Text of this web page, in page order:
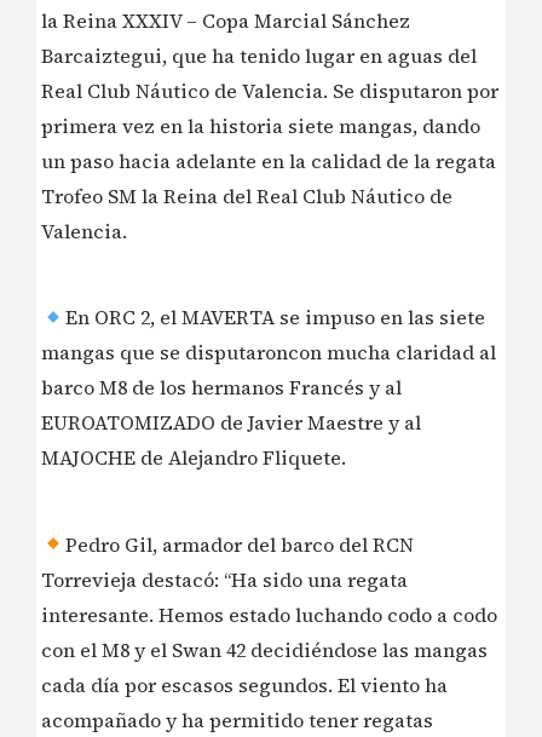
la Reina XXXIV – Copa Marcial Sánchez
Barcaiztegui, que ha tenido lugar en aguas del
Real Club Náutico de Valencia. Se disputaron por
primera vez en la historia siete mangas, dando
un paso hacia adelante en la calidad de la regata
Trofeo SM la Reina del Real Club Náutico de
Valencia.
En ORC 2, el MAVERTA se impuso en las siete
mangas que se disputaroncon mucha claridad al
barco M8 de los hermanos Francés y al
EUROATOMIZADO de Javier Maestre y al
MAJOCHE de Alejandro Fliquete.
Pedro Gil, armador del barco del RCN
Torrevieja destacó: “Ha sido una regata
interesante. Hemos estado luchando codo a codo
con el M8 y el Swan 42 decidiéndose las mangas
cada día por escasos segundos. El viento ha
acompañado y ha permitido tener regatas